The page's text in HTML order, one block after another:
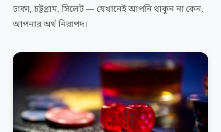
ঢাকা, চট্টগ্রাম, সিলেট — যেখানেই আপনি থাকুন না কেন,
আপনার অর্থ নিরাপদ।